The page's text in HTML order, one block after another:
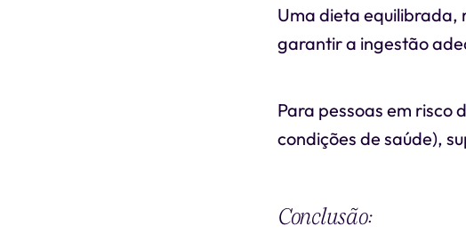
Uma dieta equilibrada,
garantir a ingestão
Para pessoas em risco
condições de saúde),
Conclusão: